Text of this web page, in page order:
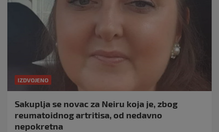
IZDVOJENO
Sakuplja se novac za Neiru koja je, zbog
reumatoidnog artritisa, od nedavno
nepokretna